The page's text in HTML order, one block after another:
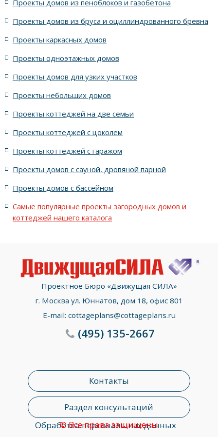
с площадью до 150 м2 с площадью до 180 м2
8x23 метров
с крытой верандой, террасой в стиле модерн
с одной (1-й) спальней на первом этаже
15x24 метров 18x24 метров
с площадью от 600 м2
Проекты домов из пеноблоков и газобетона
Проекты домов из бруса и оциллиндрованного бревна
Проекты каркасных домов
Проекты одноэтажных домов
Проекты домов для узких участков
Проекты небольших домов
Проекты коттеджей на две семьи
Проекты коттеджей с цоколем
Проекты коттеджей с гаражом
Проекты домов с сауной, дровяной парной
Проекты домов с бассейном
Самые популярные проекты загородных домов и
коттеджей нашего каталога
© Все права защищены
Проектное Бюро «Движущая СИЛА»
г. Москва ул. Юннатов, дом 18, офис 801
E-mail: cottageplans@cottageplans.ru
Контакты
Раздел консультаций
(495)135-2667
Обработка персональных данных